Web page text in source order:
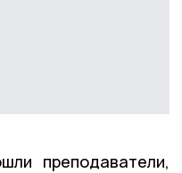
преподаватели,